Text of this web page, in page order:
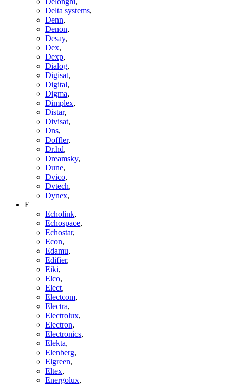
Delta systems,
Denn,
Denon,
Desay,
Dex,
Dexp,
Dialog,
Digisat,
Digital,
Digma,
Dimplex,
Distar,
Divisat,
Dns,
Doffler,
Dr.hd,
Dreamsky,
Dune,
Dvico,
Dvtech,
Dynex,
E
Echolink,
Echospace,
Echostar,
Econ,
Edamu,
Edifier,
Eiki,
Elco,
Elect,
Electcom,
Electra,
Electrolux,
Electron,
Electronics,
Elekta,
Elenberg,
Elgreen,
Eltex,
Energolux,